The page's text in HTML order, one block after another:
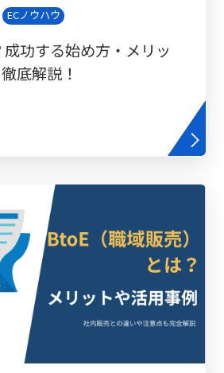
ECノウハウ
成功する始め方・メリッ
底解説！